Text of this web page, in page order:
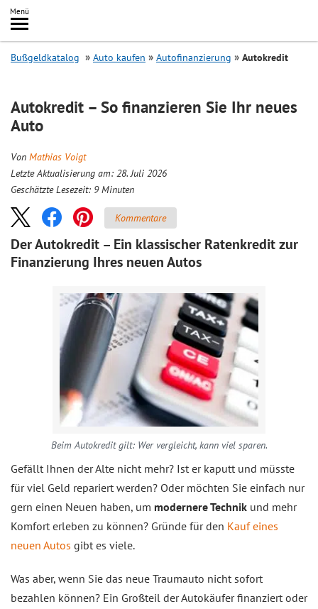
Inhalt
springen
Menü
Search
Bußgeldkatalog Auto kaufen Autofinanzierung Autokredit
Autokredit – So finanzieren Sie Ihr neues
Auto
Von Mathias Voigt
Letzte Aktualisierung am: 28. Juli 2026
Geschätzte Lesezeit: 9 Minuten
Kommentare
Der Autokredit – Ein klassischer Ratenkredit zur
Finanzierung Ihres neuen Autos
Beim Autokredit gilt: Wer vergleicht, kann viel sparen.
Gefällt Ihnen der Alte nicht mehr? Ist er kaputt und müsste
für viel Geld repariert werden? Oder möchten Sie einfach nur
gern einen Neuen haben, um modernere Technik und mehr
Komfort erleben zu können? Gründe für den Kauf eines
neuen Autos gibt es viele.
Was aber, wenn Sie das neue Traumauto nicht sofort
bezahlen können? Ein Großteil der Autokäufer finanziert oder